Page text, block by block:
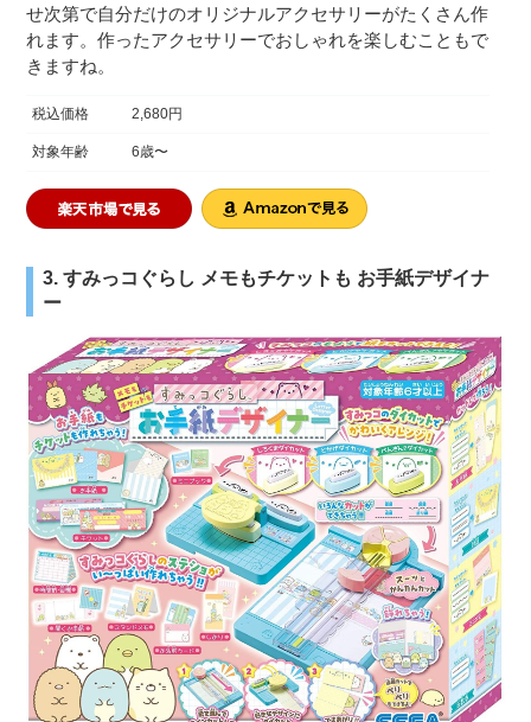
せ次第で自分だけのオリジナルアクセサリーがたくさん作
れます。作ったアクセサリーでおしゃれを楽しむこともで
きますね。
税込価格 2,680円
対象年齢 6歳〜
3. すみっコぐらし メモもチケットも お手紙デザイナ
ー